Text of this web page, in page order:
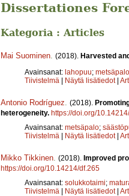
Dissertationes
Kategoria : Articles
Mai Suominen (2018). Harvested
Avainsanat: lahopuu; metsäpalo
Tiivistelmä | Näytä lisätiedot |
Antonio Rodríguez (2018).
heterogeneity. https://doi.org/
Avainsanat: metsäpalo;
Tiivistelmä | Näytä lisätiedot |
Mikko Tikkinen (2018). Improved
https://doi.org/10.14214/df.265
Avainsanat: solukkotaimi;
Tiivistelmä | Näytä lisätiedot |